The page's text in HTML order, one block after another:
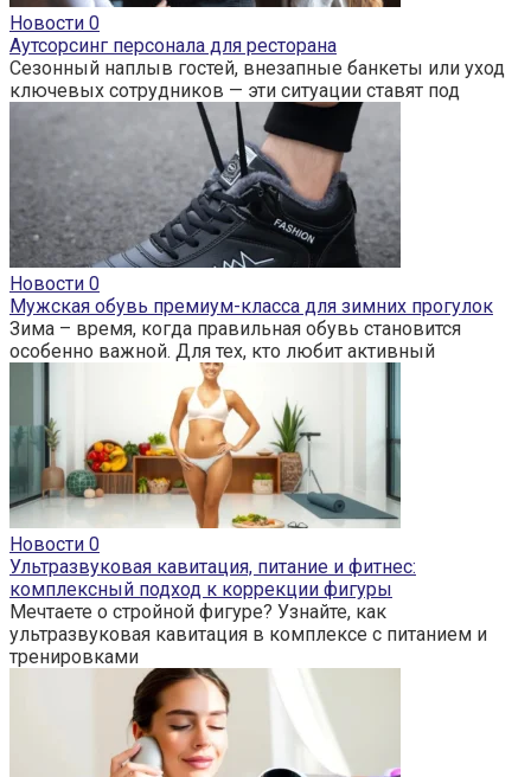
Новости 0
Аутсорсинг персонала для ресторана
Сезонный наплыв гостей, внезапные банкеты или уход
ключевых сотрудников — эти ситуации ставят под
Новости 0
Мужская обувь премиум-класса для зимних прогулок
Зима – время, когда правильная обувь становится
особенно важной. Для тех, кто любит активный
Новости 0
Ультразвуковая кавитация, питание и фитнес:
комплексный подход к коррекции фигуры
Мечтаете о стройной фигуре? Узнайте, как
ультразвуковая кавитация в комплексе с питанием и
тренировками